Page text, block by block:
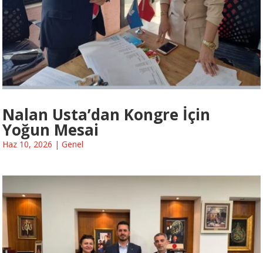
Nalan Usta’dan Kongre İçin
Yoğun Mesai
Haz 10, 2026 | Genel